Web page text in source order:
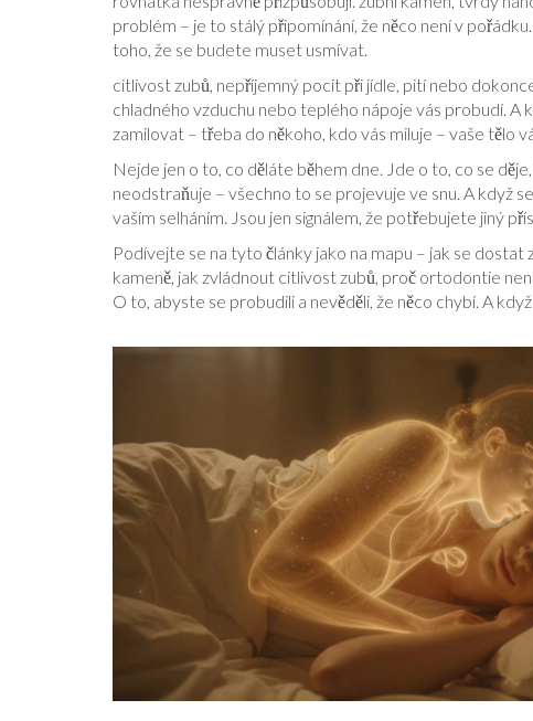
problém – je to stálý připomínání, že něco není v
toho, že se budete muset usmívat.
citlivost zubů, nepříjemný pocit při jídle, pití nebo
chladného vzduchu nebo teplého nápoje vás probudí. A
zamilovat – třeba do někoho, kdo vás miluje – vaše tělo
Nejde jen o to, co děláte během dne. Jde o to, co se
neodstraňuje – všechno to se projevuje ve snu. A když
vaším selháním. Jsou jen signálem, že potřebujete jiný
Podívejte se na tyto články jako na mapu – jak se
kameně, jak zvládnout citlivost zubů, proč ortodontie
O to, abyste se probudili a nevěděli, že něco chybí. A